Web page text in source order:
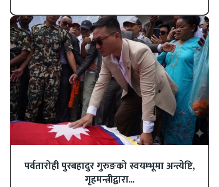
पर्वतारोही पुरबहादुर गुरुङको स्वयम्भूमा अन्त्येष्टि,
गृहमन्त्रीद्वारा...